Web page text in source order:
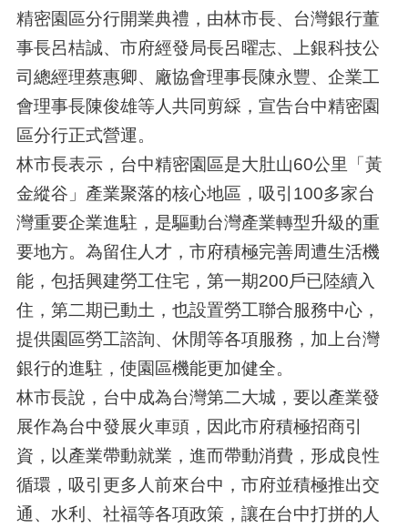
精密園區分行開業典禮，由林市長、台灣銀行董
事長呂桔誠、市府經發局長呂曜志、上銀科技公
司總經理蔡惠卿、廠協會理事長陳永豐、企業工
會理事長陳俊雄等人共同剪綵，宣告台中精密園
區分行正式營運。
林市長表示，台中精密園區是大肚山60公里「黃
金縱谷」產業聚落的核心地區，吸引100多家台
灣重要企業進駐，是驅動台灣產業轉型升級的重
要地方。為留住人才，市府積極完善周遭生活機
能，包括興建勞工住宅，第一期200戶已陸續入
住，第二期已動土，也設置勞工聯合服務中心，
提供園區勞工諮詢、休閒等各項服務，加上台灣
銀行的進駐，使園區機能更加健全。
林市長說，台中成為台灣第二大城，要以產業發
展作為台中發展火車頭，因此市府積極招商引
資，以產業帶動就業，進而帶動消費，形成良性
循環，吸引更多人前來台中，市府並積極推出交
通、水利、社福等各項政策，讓在台中打拼的人